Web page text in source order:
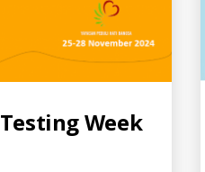
Week